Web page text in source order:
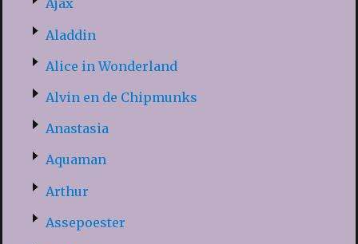
Ajax
Aladdin
Alice in Wonderland
Alvin en de Chipmunks
Anastasia
Aquaman
Arthur
Assepoester